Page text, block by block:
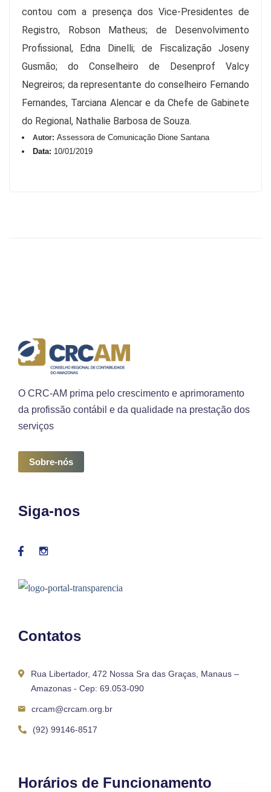
contou com a presença dos Vice-Presidentes de
Registro, Robson Matheus; de Desenvolvimento
Profissional, Edna Dinelli; de Fiscalização Joseny
Gusmão; do Conselheiro de Desenprof Valcy
Negreiros; da representante do conselheiro Fernando
Fernandes, Tarciana Alencar e da Chefe de Gabinete
do Regional, Nathalie Barbosa de Souza.
Autor: Assessora de Comunicação Dione Santana
Data: 10/01/2019
O CRC-AM prima pelo crescimento e aprimoramento
da profissão contábil e da qualidade na prestação dos
serviços
Sobre-nós
Siga-nos
Contatos
Rua Libertador, 472 Nossa Sra das Graças, Manaus –
Amazonas - Cep: 69.053-090
crcam@crcam.org.br
(92) 99146-8517
Horários de Funcionamento